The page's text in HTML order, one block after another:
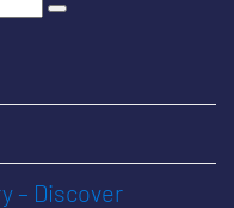
– Discover